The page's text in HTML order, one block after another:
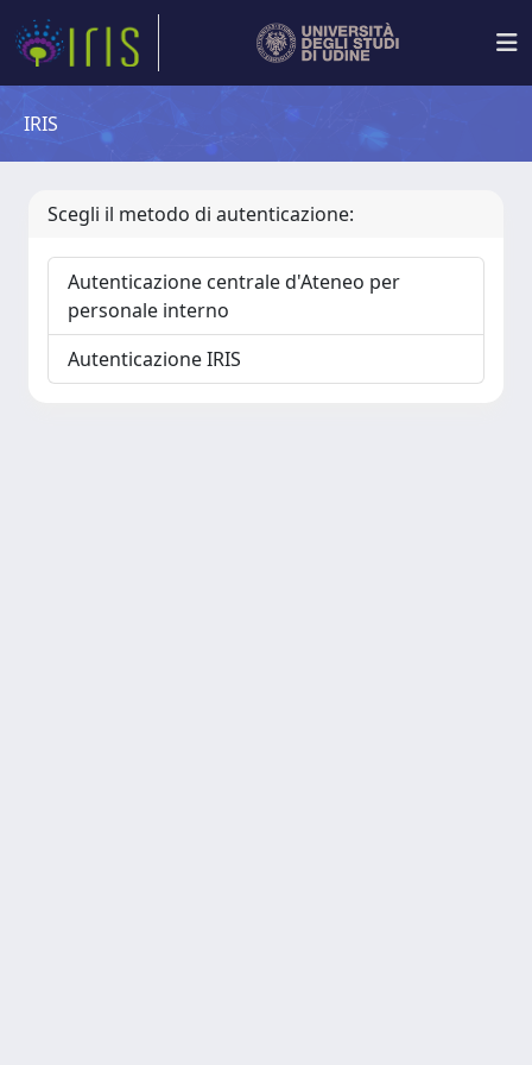
IRIS
Scegli il metodo di autenticazione:
Autenticazione centrale d'Ateneo per
personale interno
Autenticazione IRIS